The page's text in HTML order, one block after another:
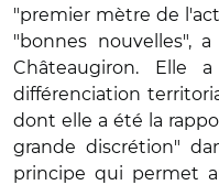
"premier mètre de
"bonnes nouvelles",
Châteaugiron. Elle
différenciation
dont elle a été la
grande discrétion"
principe qui permet